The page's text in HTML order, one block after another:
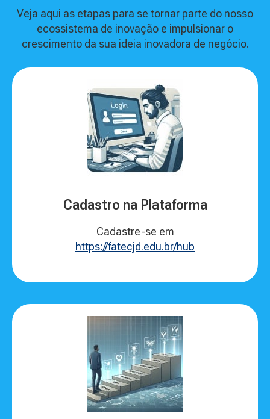
Veja aqui as etapas para se tornar parte do nosso
ecossistema de inovação e impulsionar o
crescimento da sua ideia inovadora de negócio.
Cadastro na Plataforma
Cadastre-se em
https://fatecjd.edu.br/hub